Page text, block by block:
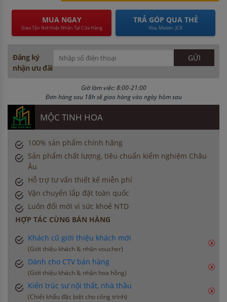
MUA NGAY
Giao Tận Nơi Hoặc Nhận Tại Cửa Hàng
TRẢ GÓP QUA THẺ
Visa, Master, JCB
Đăng ký
nhận ưu đãi
Giờ làm việc: 8:00-21:00
Đơn hàng sau 18h sẽ giao hàng vào ngày hôm sau
MỘC TINH HOA
100% sản phẩm chính hãng
Sản phẩm chất lượng, tiêu chuẩn kiểm nghiệm Châu
Âu
Hỗ trợ tư vấn thiết kế miễn phí
Vận chuyển lắp đặt toàn quốc
Luôn đổi mới vì sức khoẻ NTD
HỢP TÁC CÙNG BÁN HÀNG
Khách cũ giới thiệu khách mới
(Giới thiệu khách & nhận voucher)
Dành cho CTV bán hàng
(Giới thiệu khách & nhận hoa hồng)
Kiến trúc sư nội thất, nhà thầu
(Chiết khấu đặc biệt cho công trình)